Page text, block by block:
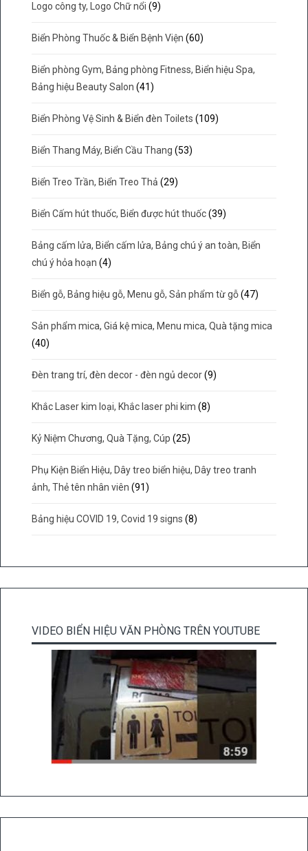
Logo công ty, Logo Chữ nổi (9)
Biển Phòng Thuốc & Biển Bệnh Viện (60)
Biển phòng Gym, Bảng phòng Fitness, Biển hiệu Spa,
Bảng hiệu Beauty Salon (41)
Biển Phòng Vệ Sinh & Biển đèn Toilets (109)
Biển Thang Máy, Biển Cầu Thang (53)
Biển Treo Trần, Biển Treo Thả (29)
Biển Cấm hút thuốc, Biển được hút thuốc (39)
Bảng cấm lửa, Biển cấm lửa, Bảng chú ý an toàn, Biển
chú ý hỏa hoạn (4)
Biển gỗ, Bảng hiệu gỗ, Menu gỗ, Sản phẩm từ gỗ (47)
Sản phẩm mica, Giá kệ mica, Menu mica, Quà tặng mica
(40)
Đèn trang trí, đèn decor - đèn ngủ decor (9)
Khắc Laser kim loại, Khắc laser phi kim (8)
Kỷ Niệm Chương, Quà Tặng, Cúp (25)
Phụ Kiện Biển Hiệu, Dây treo biển hiệu, Dây treo tranh
ảnh, Thẻ tên nhân viên (91)
Bảng hiệu COVID 19, Covid 19 signs (8)
VIDEO BIỂN HIỆU VĂN PHÒNG TRÊN YOUTUBE